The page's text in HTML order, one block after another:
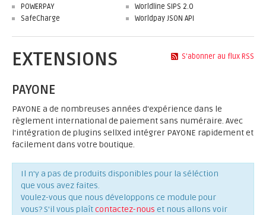
POWERPAY
SafeCharge
Worldline SIPS 2.0
Worldpay JSON API
S'abonner au flux RSS
EXTENSIONS
PAYONE
PAYONE a de nombreuses années d'expérience dans le
règlement international de paiement sans numéraire. Avec
l'intégration de plugins sellXed intégrer PAYONE rapidement et
facilement dans votre boutique.
Il n'y a pas de produits disponibles pour la séléction
que vous avez faites.
Voulez-vous que nous développons ce module pour
vous? S'il vous plaîtcontactez-nous et nous allons voir